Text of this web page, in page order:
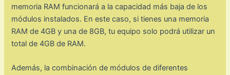
memoria RAM funcionará a la capacidad más baja de los
módulos instalados. En este caso, si tienes una memoria
RAM de 4GB y una de 8GB, tu equipo solo podrá utilizar un
total de 4GB de RAM.
Además, la combinación de módulos de diferentes